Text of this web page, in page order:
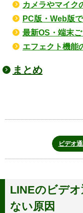
カメラやマイク
PC版・Web版
最新OS・端末
エフェクト機能
まとめ
ビデオ
LINEのビデ
ない原因